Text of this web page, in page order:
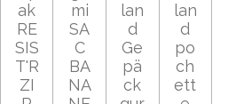
ak
RE
SIS
T'R
ZI
mi
SA
C
BA
NA
lan
d
Ge
pä
ck
lan
d
po
ch
ett